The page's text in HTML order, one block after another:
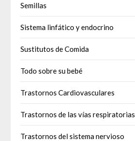
Semillas
Sistema linfático y endocrino
Sustitutos de Comida
Todo sobre su bebé
Trastornos Cardiovasculares
Trastornos de las vías respiratorias
Trastornos del sistema nervioso